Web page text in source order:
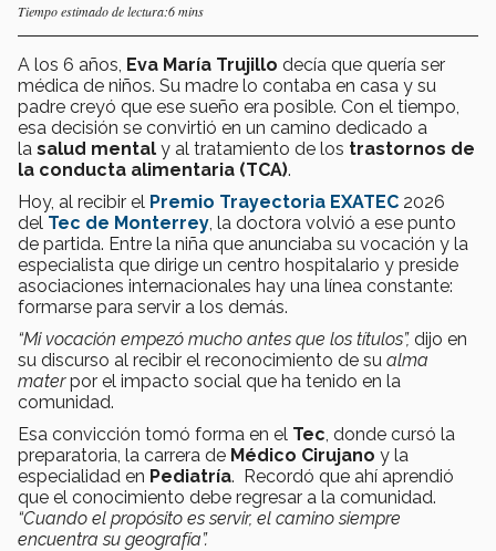
Tiempo estimado de lectura:6 mins
A los 6 años, Eva María Trujillo decía que quería ser
médica de niños. Su madre lo contaba en casa y su
padre creyó que ese sueño era posible. Con el tiempo,
esa decisión se convirtió en un camino dedicado a
la salud mental y al tratamiento de los trastornos de
la conducta alimentaria (TCA).
Hoy, al recibir el Premio Trayectoria EXATEC 2026
del Tec de Monterrey , la doctora volvió a ese punto
de partida. Entre la niña que anunciaba su vocación y la
especialista que dirige un centro hospitalario y preside
asociaciones internacionales hay una línea constante:
formarse para servir a los demás.
“Mi vocación empezó mucho antes que los títulos”, dijo en
su discurso al recibir el reconocimiento de su alma
materpor el impacto social que ha tenido en la
comunidad.
Esa convicción tomó forma en el Tec , donde cursó la
preparatoria, la carrera de Médico Cirujano y la
especialidad en Pediatría. Recordó que ahí aprendió
que el conocimiento debe regresar a la comunidad.
“Cuando el propósito es servir, el camino siempre
encuentra su geografía”.